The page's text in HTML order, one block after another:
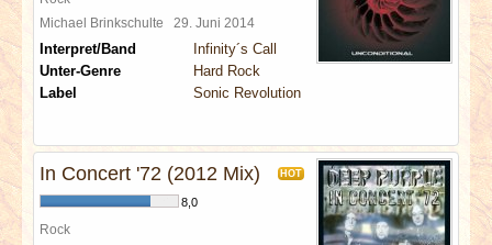
Michael Brinkschulte 29. Juni 2014
Interpret/Band
Infinity´s Call
Unter-Genre
Hard Rock
Label
Sonic Revolution
In Concert '72 (2012 Mix) HOT
8,0
Rock